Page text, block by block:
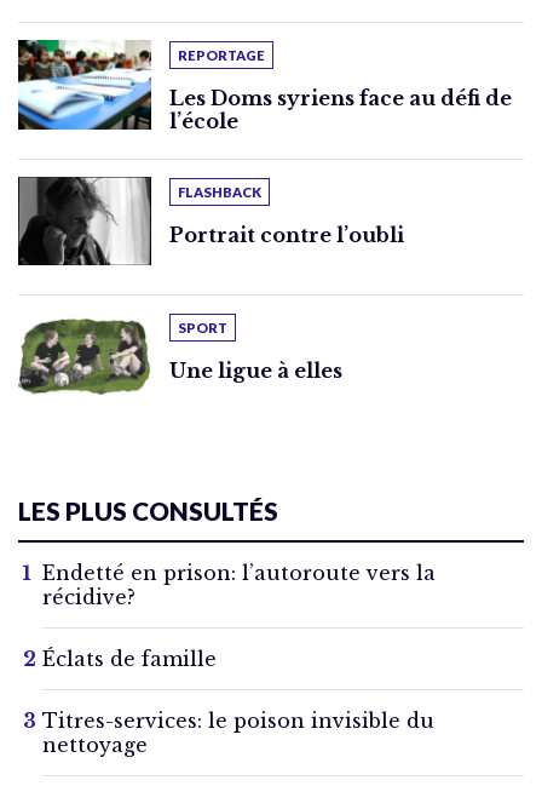
REPORTAGE
Les Doms syriens face au défi de
l’école
FLASHBACK
Portrait contre l’oubli
SPORT
Une ligue à elles
LES PLUS CONSULTÉS
Endetté en prison: l’autoroute vers la
récidive?
Éclats de famille
Titres-services: le poison invisible du
nettoyage